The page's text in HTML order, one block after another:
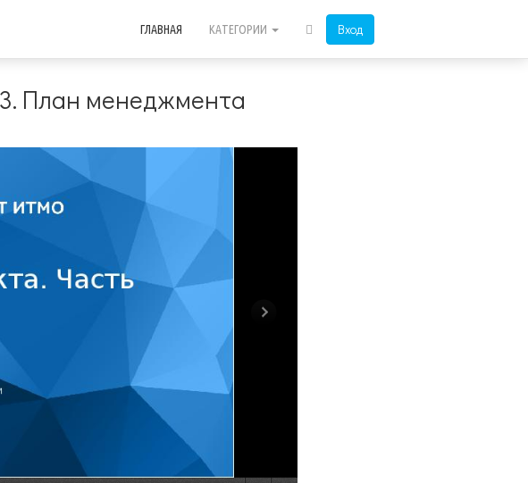
Вход
ГЛАВНАЯ КАТЕГОРИИ
План менеджмента